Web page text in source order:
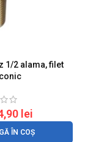
1/2 alama, filet
lei
ÎN COȘ